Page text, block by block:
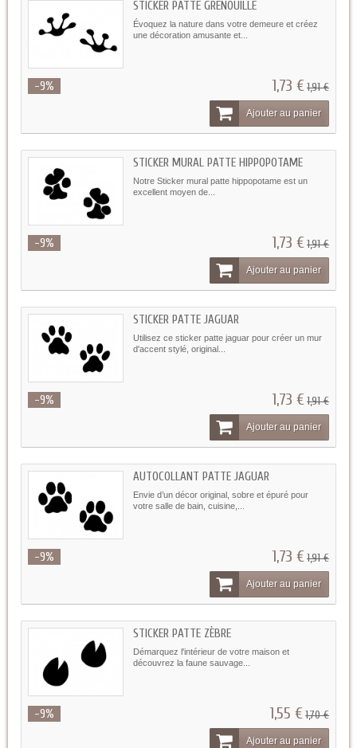
STICKER PATTE GRENOUILLE
Évoquez la nature dans votre demeure et créez
une décoration amusante et...
-9% 1,73 €1,91 €
Ajouter au panier
STICKER MURAL PATTE HIPPOPOTAME
Notre Sticker mural patte hippopotame est un
excellent moyen de...
-9% 1,73 €1,91 €
Ajouter au panier
STICKER PATTE JAGUAR
Utilisez ce sticker patte jaguar pour créer un mur
d'accent stylé, original...
-9% 1,73 €1,91 €
Ajouter au panier
AUTOCOLLANT PATTE JAGUAR
Envie d’un décor original, sobre et épuré pour
votre salle de bain, cuisine,...
-9% 1,73 €1,91 €
Ajouter au panier
STICKER PATTE ZÈBRE
Démarquez l'intérieur de votre maison et
découvrez la faune sauvage...
-9% 1,55 €1,70 €
Ajouter au panier